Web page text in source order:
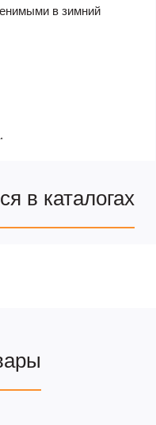
в зимний
в каталогах